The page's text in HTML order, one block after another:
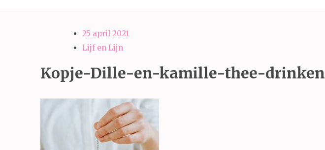
25 april 2021
Lijf en Lijn
Kopje-Dille-en-kamille-thee-drinken